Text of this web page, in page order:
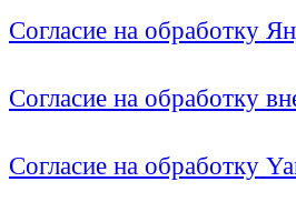
Согласие на обработку
Согласие на обработку
Согласие на обработку